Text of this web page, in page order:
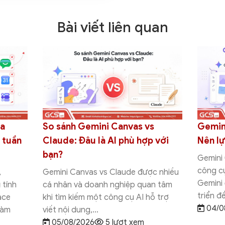
Bài viết liên quan
hai
thái
phát
So sánh Gemini Canvas vs Deep
Research: Nên chọn công cụ
nào?
Gemini Canvas vs Deep Research là
hai tính năng AI nổi bật trong hệ sinh
thái Gemini của Google, nhưng được
thiết kế để phục...
03/08/2026
12 lượt xem
chọn
Gemini
hai
được
hoàn